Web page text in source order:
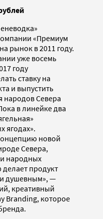
«Премиум
рынок в 2011 году.
уже восемь
году
ставку на
и выпустить
народов Севера
в линейке два
ягодах».
новой
Севера,
народных
продукт
душевным», —
креативный
Branding, которое